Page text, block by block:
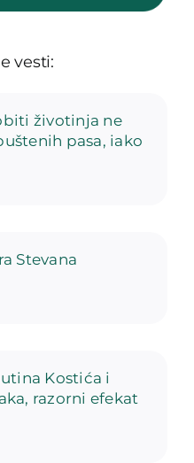
vesti:
životinja ne
pasa, iako
Stevana
Kostića i
razorni efekat